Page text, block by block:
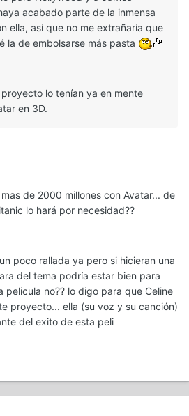
acabado parte de la inmensa
ella, así que no me extrañaría que
la de embolsarse más pasta
lo tenían ya en mente
en 3D.
de 2000 millones con Avatar... de
lo hará por necesidad??
poco rallada ya pero si hicieran una
del tema podría estar bien para
pelicula no?? lo digo para que Celine
proyecto... ella (su voz y su canción)
del exito de esta peli